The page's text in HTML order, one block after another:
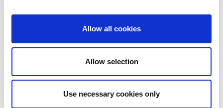
Allow all cookies
Allow selection
Use necessary cookies only
dirsi, ma in questo caso anche a farsi.